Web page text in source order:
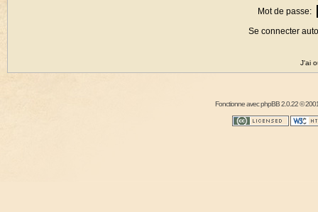
Mot de passe:
Se connecter
J'ai
Fonctionne avecphpBB2.0.22 ©